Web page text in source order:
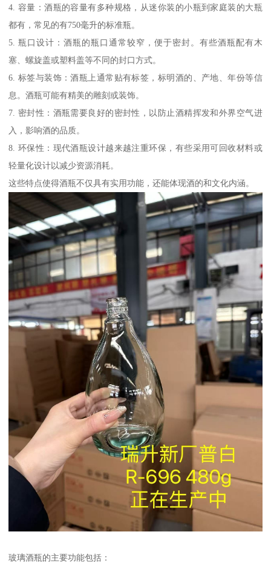
4. 容量：酒瓶的容量有多种规格，从迷你装的小瓶到家庭装的大瓶
都有，常见的有750毫升的标准瓶。
5. 瓶口设计：酒瓶的瓶口通常较窄，便于密封。有些酒瓶配有木
塞、螺旋盖或塑料盖等不同的封口方式。
6. 标签与装饰：酒瓶上通常贴有标签，标明酒的、产地、年份等信
息。酒瓶可能有精美的雕刻或装饰。
7. 密封性：酒瓶需要良好的密封性，以防止酒精挥发和外界空气进
入，影响酒的品质。
8. 环保性：现代酒瓶设计越来越注重环保，有些采用可回收材料或
轻量化设计以减少资源消耗。
这些特点使得酒瓶不仅具有实用功能，还能体现酒的和文化内涵。
玻璃酒瓶的主要功能包括：